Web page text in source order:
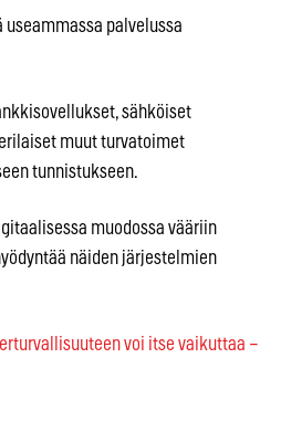
palvelussa
sähköiset
muut turvatoimet
tunnistukseen.
muodossa vääriin
näiden järjestelmien
voi itse vaikuttaa –